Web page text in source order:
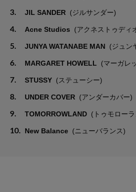
3. JIL SANDER (ジルサンダー)
4. Acne Studios (アクネストゥディ
5. JUNYA WATANABE MAN (ジュン
6. MARGARET HOWELL (マーガレ
7. STUSSY (ステューシー)
8. UNDER COVER (アンダーカバー)
9. TOMORROWLAND (トゥモロー
10. New Balance (ニューバランス)